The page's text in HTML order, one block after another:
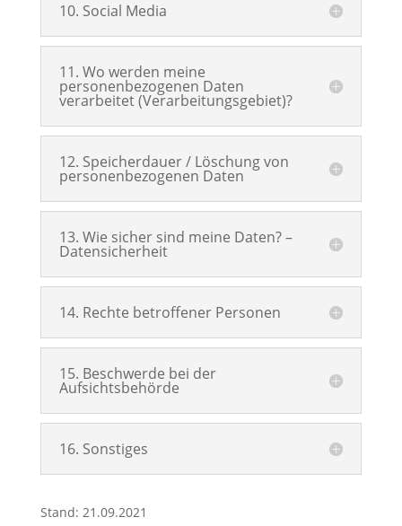
10. Social Media
11. Wo werden meine
personenbezogenen Daten
verarbeitet (Verarbeitungsgebiet)?
12. Speicherdauer / Löschung von
personenbezogenen Daten
13. Wie sicher sind meine Daten? –
Datensicherheit
14. Rechte betroffener Personen
15. Beschwerde bei der
Aufsichtsbehörde
16. Sonstiges
Stand: 21.09.2021